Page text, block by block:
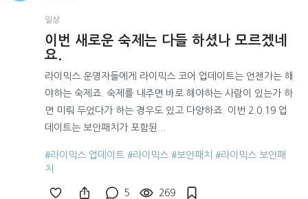
일상
이번 새로운 숙제는 다들 하셨나 모르겠네
요.
라이믹스 운영자들에게 라이믹스 코어 업데이트는 언젠가는 해
야하는 숙제죠. 숙제를 내주면 바로 해야하는 사람이 있는가 하
면 미뤄 두었다가 하는 경우도 있고 다양하죠. 이번 2.0.19 업
데이트는 보안패치가 포함된...
#라이믹스 업데이트 #라이믹스 #보안패치 #라이믹스 보안패
치
5 269